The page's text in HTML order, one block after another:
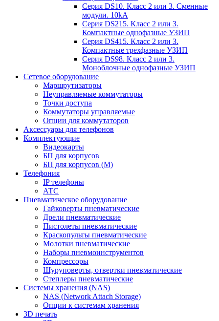
Серия DS10. Класс 2 или 3. Сменные
модули. 10kA
Серия DS215. Класс 2 или 3.
Компактные однофазные УЗИП
Серия DS415. Класс 2 или 3.
Компактные трехфазные УЗИП
Серия DS98. Класс 2 или 3.
Моноблочные однофазные УЗИП
Сетевое оборудование
Маршрутизаторы
Неуправляемые коммутаторы
Точки доступа
Коммутаторы управляемые
Опции для коммутаторов
Аксессуары для телефонов
Комплектующие
Видеокарты
БП для корпусов
БП для корпусов (М)
Телефония
IP телефоны
АТС
Пневматическое оборудование
Гайковерты пневматические
Дрели пневматические
Пистолеты пневматические
Краскопульты пневматические
Молотки пневматические
Наборы пневмоинструментов
Компрессоры
Шуруповерты, отвертки пневматические
Степлеры пневматические
Cистемы хранения (NAS)
NAS (Network Attach Storage)
Опции к системам хранения
3D печать